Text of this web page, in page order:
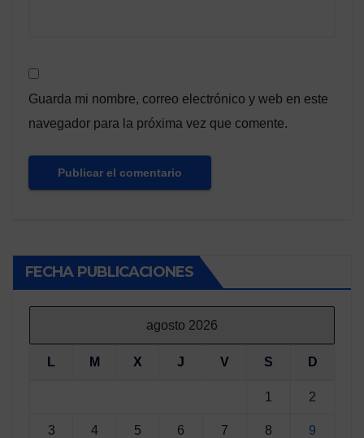
Guarda mi nombre, correo electrónico y web en este
navegador para la próxima vez que comente.
FECHA PUBLICACIONES
agosto 2026
L M X J V S D
1 2
3 4 5 6 7 8 9